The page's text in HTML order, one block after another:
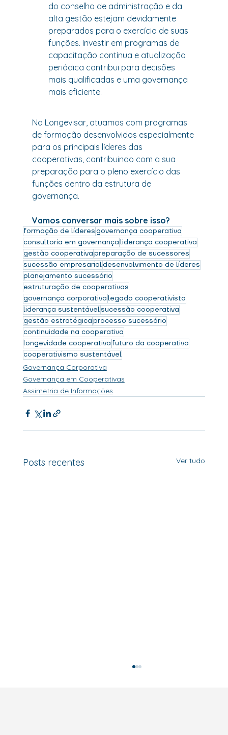
do conselho de administração e da
alta gestão estejam devidamente
preparados para o exercício de suas
funções. Investir em programas de
capacitação contínua e atualização
periódica contribui para decisões
mais qualificadas e uma governança
mais eficiente.
Na Longevisar, atuamos com programas
de formação desenvolvidos especialmente
para os principais líderes das
cooperativas, contribuindo com a sua
preparação para o pleno exercício das
funções dentro da estrutura de
governança.
Vamos conversar mais sobre isso?
formação de líderesgovernança cooperativa
consultoria em governançaliderança cooperativa
gestão cooperativapreparação de sucessores
sucessão empresarialdesenvolvimento de líderes
planejamento sucessório
estruturação de cooperativas
governança corporativalegado cooperativista
liderança sustentávelsucessão cooperativa
gestão estratégicaprocesso sucessório
continuidade na cooperativa
longevidade cooperativa futuro da cooperativa
cooperativismo sustentável
Governança Corporativa
Governança em Cooperativas
Assimetria de Informações
Posts recentes Ver tudo